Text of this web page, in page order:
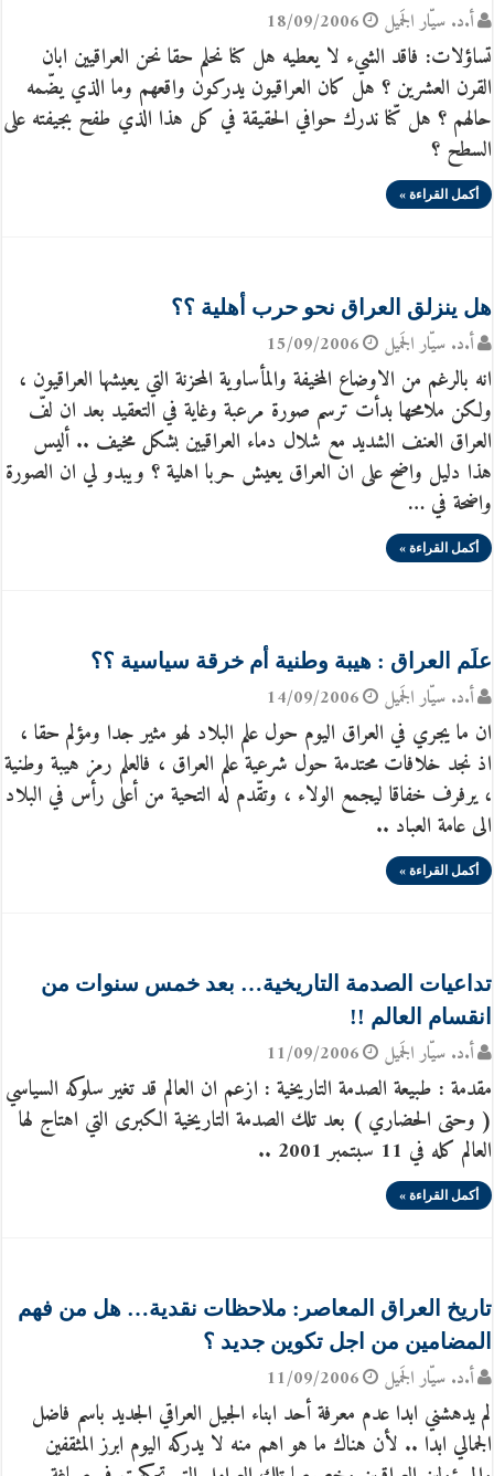
أ.د. سيّار الجَميل 18/09/2006
تساؤلات: فاقد الشيء لا يعطيه هل كنا نحلم حقا نحن العراقيين ابان
القرن العشرين ؟ هل كان العراقيون يدركون واقعهم وما الذي يضّمه
حالهم ؟ هل كّنا ندرك حوافي الحقيقة في كل هذا الذي طفح بجيفته على
السطح ؟
أكمل القراءة »
هل ينزلق العراق نحو حرب أهلية ؟؟
أ.د. سيّار الجَميل 15/09/2006
انه بالرغم من الاوضاع المخيفة والمأساوية المحزنة التي يعيشها العراقيون ،
ولكن ملامحها بدأت ترسم صورة مرعبة وغاية في التعقيد بعد ان لفّ
العراق العنف الشديد مع شلال دماء العراقيين بشكل مخيف .. أليس
هذا دليل واضح على ان العراق يعيش حربا اهلية ؟ ويبدو لي ان الصورة
واضحة في …
أكمل القراءة »
َعلَم العراق : هيبة وطنية أم خرقة سياسية ؟؟
أ.د. سيّار الجَميل 14/09/2006
ان ما يجري في العراق اليوم حول علم البلاد لهو مثير جدا ومؤلم حقا ،
اذ نجد خلافات محتدمة حول شرعية علم العراق ، فالعلم رمز هيبة وطنية
، يرفرف خفاقا ليجمع الولاء ، وتقّدم له التحية من أعلى رأس في البلاد
الى عامة العباد ..
أكمل القراءة »
تداعيات الصدمة التاريخية… بعد خمس سنوات من
انقسام العالم !!
أ.د. سيّار الجَميل 11/09/2006
مقدمة : طبيعة الصدمة التاريخية : ازعم ان العالم قد تغير سلوكه السياسي
( وحتى الحضاري ) بعد تلك الصدمة التاريخية الكبرى التي اهتاج لها
العالم كله في 11 سبتمبر 2001 ..
أكمل القراءة »
تاريخ العراق المعاصر: ملاحظات نقدية… هل من فهم
المضامين من اجل تكوين جديد ؟
أ.د. سيّار الجَميل 11/09/2006
لم يدهشني ابدا عدم معرفة أحد ابناء الجيل العراقي الجديد باسم فاضل
الجمالي ابدا .. لأن هناك ما هو اهم منه لا يدركه اليوم ابرز المثقفين